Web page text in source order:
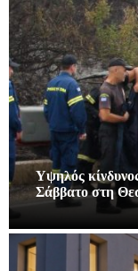
Υψηλός
Σάββατο στη